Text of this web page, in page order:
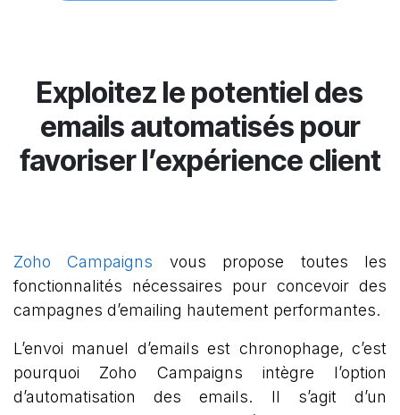
Exploitez le potentiel des
emails automatisés pour
favoriserl’expérience client
Zoho Campaigns vous propose toutes les
fonctionnalités nécessaires pour concevoir des
campagnes d’emailing hautement performantes.
L’envoi manuel d’emails est chronophage, c’est
pourquoi Zoho Campaigns intègre l’option
d’automatisation des emails. Il s’agit d’un